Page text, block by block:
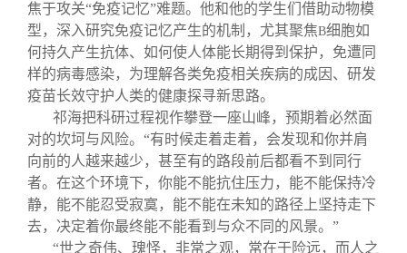
焦于攻关“免疫记忆”难题。他和他的学生们借助动物模
型，深入研究免疫记忆产生的机制，尤其聚焦B细胞如
何持久产生抗体、如何使人体能长期得到保护，免遭同
样的病毒感染，为理解各类免疫相关疾病的成因、研发
疫苗长效守护人类的健康探寻新思路。
祁海把科研过程视作攀登一座山峰，预期着必然面
对的坎坷与风险。“有时候走着走着，会发现和你并肩
向前的人越来越少，甚至有的路段前后都看不到同行
者。在这个环境下，你能不能抗住压力，能不能保持冷
静，能不能忍受寂寞，能不能在未知的路径上坚持走下
去，决定着你最终能不能看到与众不同的风景。”
“世之奇伟、瑰怪，非常之观，常在于险远，而人之